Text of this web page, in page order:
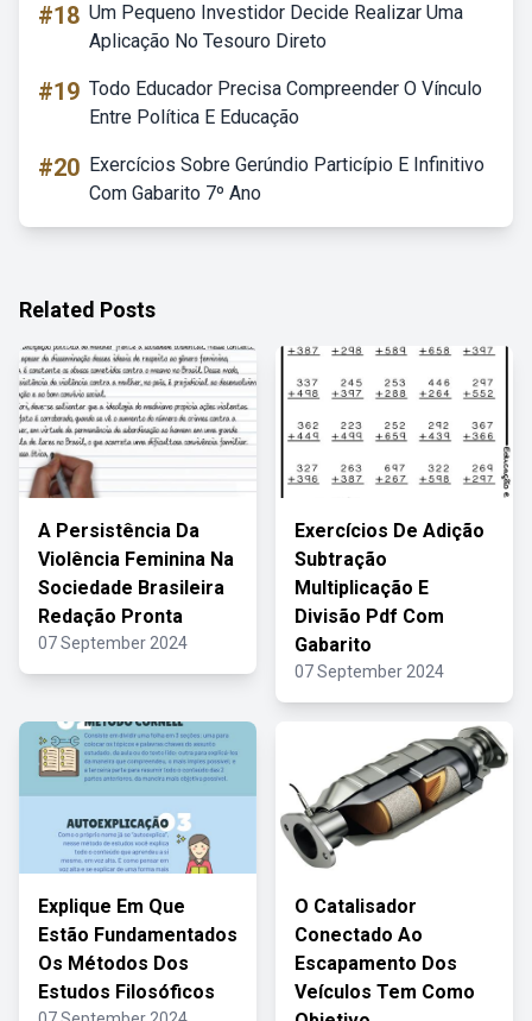
#18 Um Pequeno Investidor Decide Realizar Uma
Aplicação No Tesouro Direto
#19 Todo Educador Precisa Compreender O Vínculo
Entre Política E Educação
#20 Exercícios Sobre Gerúndio Particípio E Infinitivo
Com Gabarito 7º Ano
Related Posts
A Persistência Da
Violência Feminina Na
Sociedade Brasileira
Redação Pronta
07 September 2024
Exercícios De Adição
Subtração
Multiplicação E
Divisão Pdf Com
Gabarito
07 September 2024
Explique Em Que
Estão Fundamentados
Os Métodos Dos
Estudos Filosóficos
O Catalisador
Conectado Ao
Escapamento Dos
Veículos Tem Como